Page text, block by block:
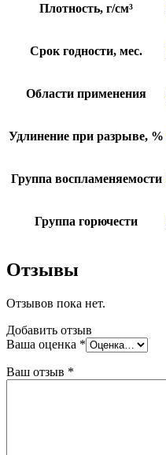
Плотность, г/см³
Срок годности, мес.
Области применения
Удлинение при разрыве, %
Группа воспламеняемости
Группа горючести
Отзывы
Отзывов пока нет.
Добавить отзыв
Ваша оценка *
Ваш отзыв *